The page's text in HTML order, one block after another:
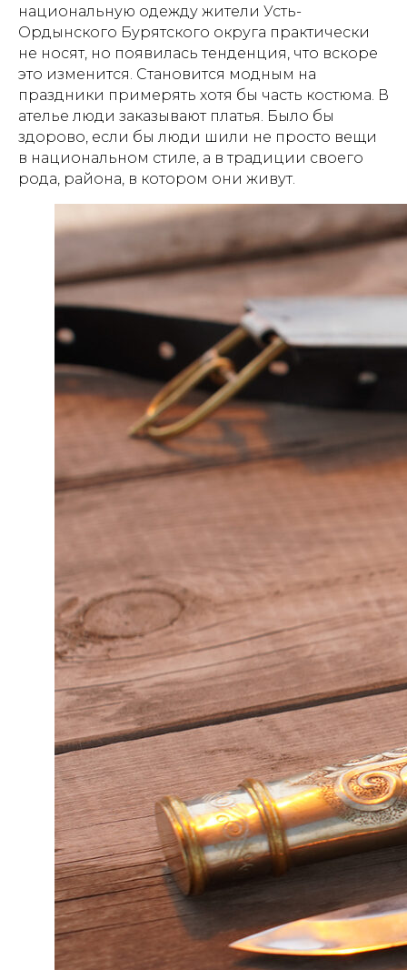
национальную одежду жители Усть-
Ордынского Бурятского округа практически
не носят, но появилась тенденция, что вскоре
это изменится. Становится модным на
праздники примерять хотя бы часть костюма. В
ателье люди заказывают платья. Было бы
здорово, если бы люди шили не просто вещи
в национальном стиле, а в традиции своего
рода, района, в котором они живут.